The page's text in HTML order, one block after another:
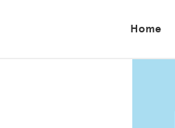
Home